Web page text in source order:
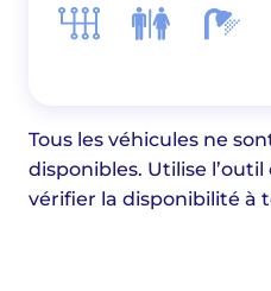
Tous les véhicules ne
disponibles. Utilise
vérifier la disponibilité à